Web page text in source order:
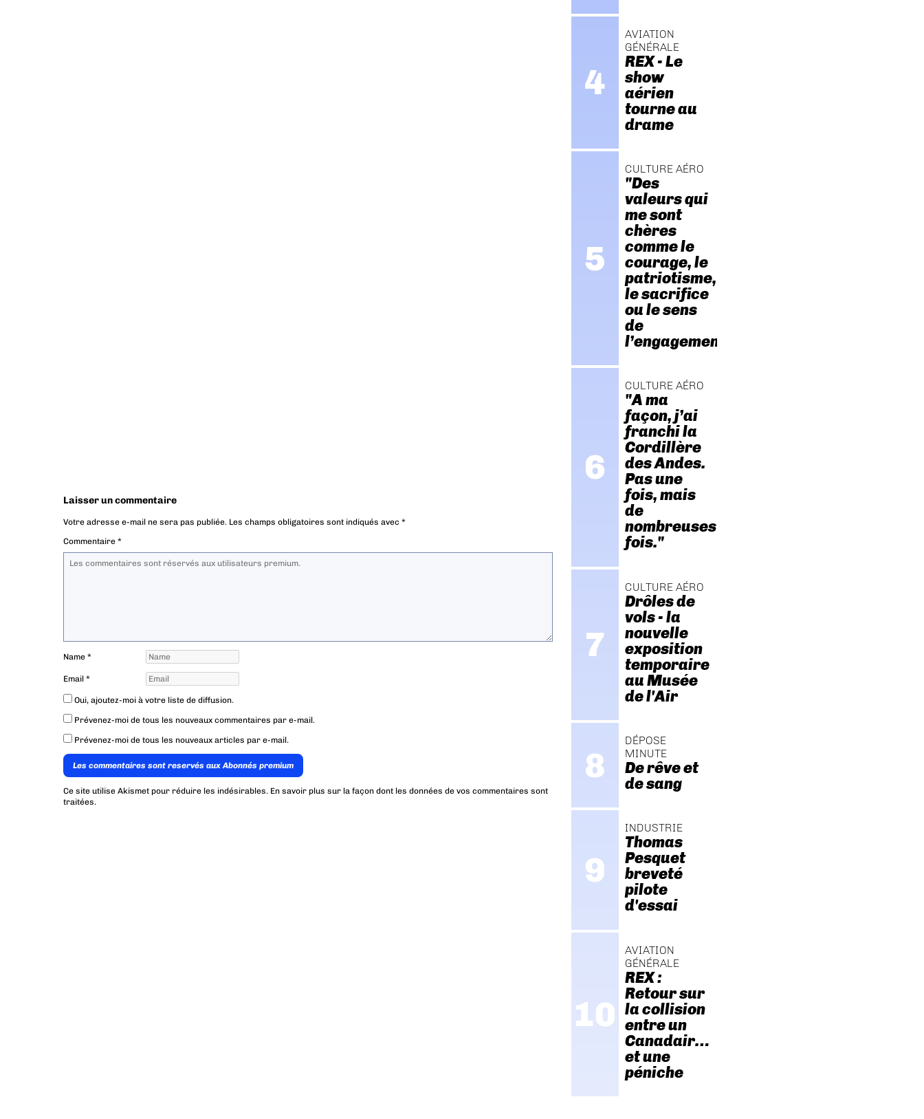
Laisser un commentaire
Votre adresse e-mail ne sera pas publiée. Les champs obligatoires sont indiqués avec *
Commentaire *
Name *
Email *
Oui, ajoutez-moi à votre liste de diffusion.
Prévenez-moi de tous les nouveaux commentaires par e-mail.
Prévenez-moi de tous les nouveaux articles par e-mail.
Les commentaires sont reservés aux Abonnés premium
Ce site utilise Akismet pour réduire les indésirables. En savoir plus sur la façon dont les données de vos commentaires sont
traitées.
AVIATION
GÉNÉRALE
REX - Le
show
aérien
tourne au
drame
CULTURE AÉRO
"Des
valeurs qui
me sont
chères
comme le
courage, le
patriotisme,
le sacrifice
ou le sens
de
l’engagement."
CULTURE AÉRO
"A ma
façon, j’ai
franchi la
Cordillère
des Andes.
Pas une
fois, mais
de
nombreuses
fois."
CULTURE AÉRO
Drôles de
vols - la
nouvelle
exposition
temporaire
au Musée
de l'Air
DÉPOSE
MINUTE
De rêve et
de sang
INDUSTRIE
Thomas
Pesquet
breveté
pilote
d'essai
AVIATION
GÉNÉRALE
REX :
Retour sur
la collision
entre un
Canadair…
et une
péniche